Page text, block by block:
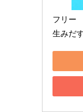
フリー
生みだ